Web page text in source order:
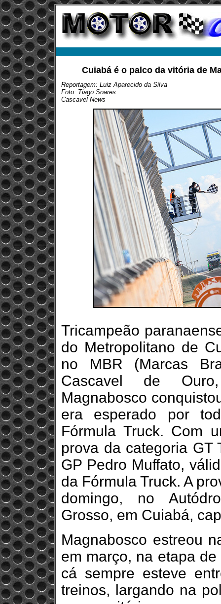
Cuiabá é o palco da vitória de
Reportagem: Luiz Aparecido da Silva
Foto: Tiago Soares
Cascavel News
Tricampeão
do Metropolitano de
no MBR (Marcas
Cascavel de
Magnabosco
era esperado por
Fórmula Truck. Com
prova da categoria GT
GP Pedro Muffato,
da Fórmula Truck. A
domingo, no
Grosso, em Cuiabá,
Magnabosco estreou
em março, na etapa
cá sempre esteve
treinos, largando na